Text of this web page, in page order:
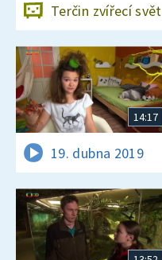
Terčin zvířecí svět
14:17
19. dubna 2019